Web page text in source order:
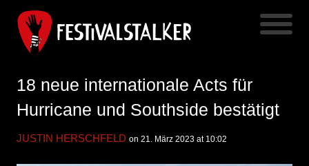
18 neue internationale Acts für
Hurricane und Southside bestätigt
JUSTIN HERSCHFELD on 21. März 2023 at 10:02